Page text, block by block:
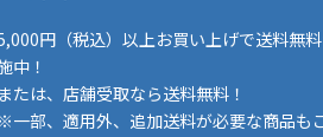
円（税込）以上お買い上げで送料無
中！
または、店舗受取なら送料無料！
※一部、適用外、追加送料が必要な商品も